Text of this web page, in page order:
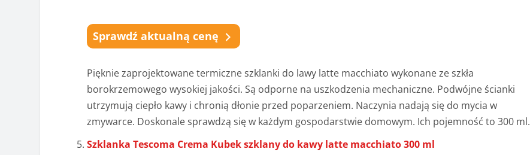
Sprawdź aktualną cenę
Pięknie zaprojektowane termiczne szklanki do lawy latte macchiato wykonane ze szkła
borokrzemowego wysokiej jakości. Są odporne na uszkodzenia mechaniczne. Podwójne ścianki
utrzymują ciepło kawy i chronią dłonie przed poparzeniem. Naczynia nadają się do mycia w
zmywarce. Doskonale sprawdzą się w każdym gospodarstwie domowym. Ich pojemność to 300 ml.
Szklanka Tescoma Crema Kubek szklany do kawy latte macchiato 300 ml